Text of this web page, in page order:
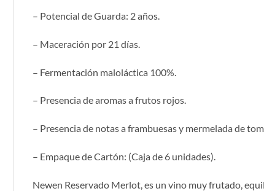
– Potencial de Guarda: 2 años.
– Maceración por 21 días.
– Fermentación maloláctica 100%.
– Presencia de aromas a frutos rojos.
– Presencia de notas a frambuesas y mermelada de
– Empaque de Cartón: (Caja de 6 unidades).
Newen Reservado Merlot, es un vino muy frutado,